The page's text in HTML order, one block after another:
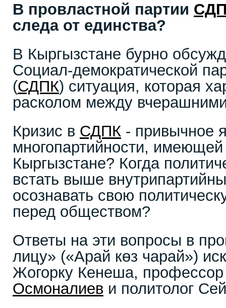
В провластной партии
следа от единства?
В Кыргызстане бурно
Социал-демократической
(СДПК) ситуация, которая
расколом между
Кризис в СДПК - привычное
многопартийности,
Кыргызстане? Когда
встать выше
осознавать свою
перед обществом?
Ответы на эти вопросы в
лицу» («Арай көз чарай»)
Жогорку Кенеша,
Осмоналиев и политолог